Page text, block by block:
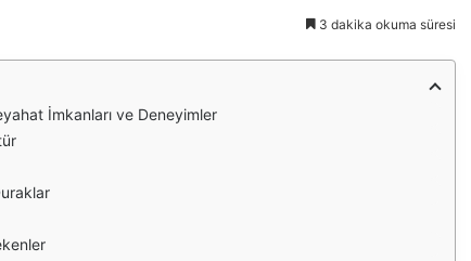
3 dakika okuma süresi
İmkanları ve Deneyimler